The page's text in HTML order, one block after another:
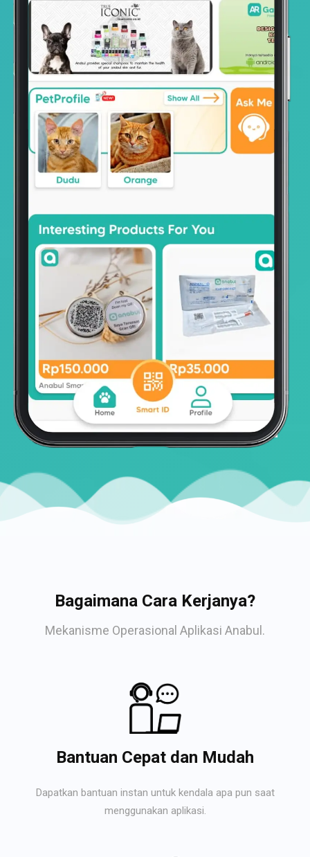
Bagaimana Cara Kerjanya?
Mekanisme Operasional Aplikasi Anabul.
Bantuan Cepat dan Mudah
Dapatkan bantuan instan untuk kendala apa pun saat
menggunakan aplikasi.